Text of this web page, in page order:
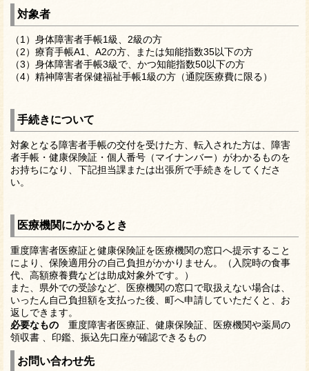
対象者
（1）身体障害者手帳1級、2級の方
（2）療育手帳A1、A2の方、または知能指数35以下の方
（3）身体障害者手帳3級で、かつ知能指数50以下の方
（4）精神障害者保健福祉手帳1級の方（通院医療費に限る）
手続きについて
対象となる障害者手帳の交付を受けた方、転入された方は、障害
者手帳・健康保険証・個人番号（マイナンバー）がわかるものを
お持ちになり、下記担当課または出張所で手続きをしてくださ
い。
医療機関にかかるとき
重度障害者医療証と健康保険証を医療機関の窓口へ提示すること
により、保険適用分の自己負担がかかりません。（入院時の食事
代、高額療養費などは助成対象外です。）
また、県外での受診など、医療機関の窓口で取扱えない場合は、
いったん自己負担額を支払った後、町へ申請していただくと、お
返しできます。
必要なもの 重度障害者医療証、健康保険証、医療機関や薬局の
領収書 、印鑑、振込先口座が確認できるもの
お問い合わせ先